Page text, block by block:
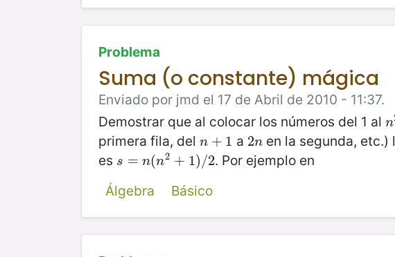
Problema
Suma (o constante) mágica
Enviado por jmd el 17 de Abril de 2010 - 11:37.
Demostrar que al colocar los números del 1 al n
n
primera fila, del n + 1
n+1 a 2n
2n en la segunda,
es s = n(n2 + 1) /2
s =n (n2+ 1)/ 2
. Por ejemplo en
Álgebra
Básico